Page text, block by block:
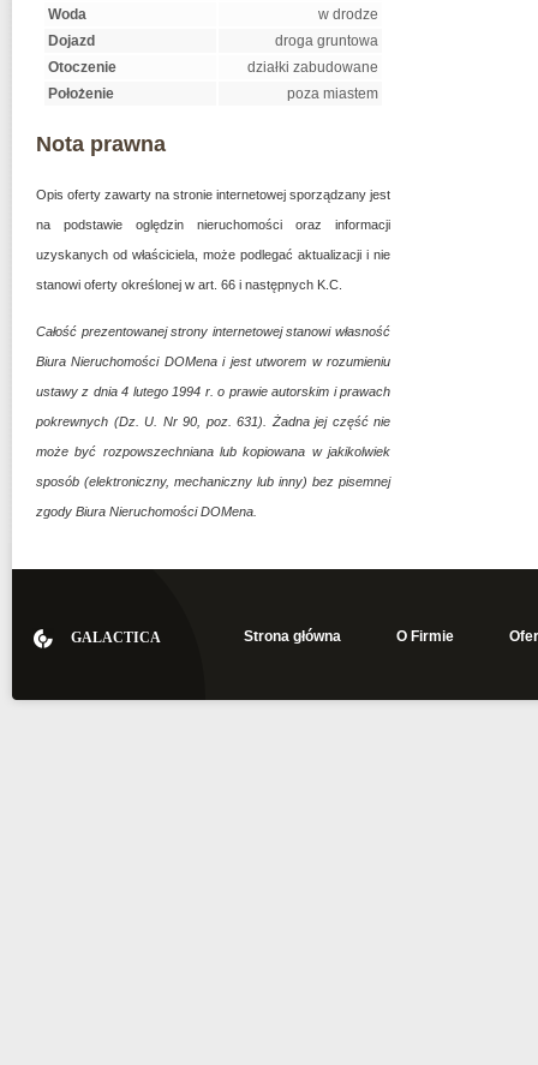
Woda
w drodze
Dojazd
droga gruntowa
Otoczenie
działki zabudowane
Położenie
poza miastem
Nota prawna
Opis oferty zawarty na stronie internetowej sporządzany jest
na podstawie oględzin nieruchomości oraz informacji
uzyskanych od właściciela, może podlegać aktualizacji i nie
stanowi oferty określonej w art. 66 i następnych K.C.
Całość prezentowanej strony internetowej stanowi własność
Biura Nieruchomości DOMena i jest utworem w rozumieniu
ustawy z dnia 4 lutego 1994 r. o prawie autorskim i prawach
pokrewnych (Dz. U. Nr 90, poz. 631). Żadna jej część nie
może być rozpowszechniana lub kopiowana w jakikolwiek
sposób (elektroniczny, mechaniczny lub inny) bez pisemnej
zgody Biura Nieruchomości DOMena.
Strona główna O Firmie
GALACTICA